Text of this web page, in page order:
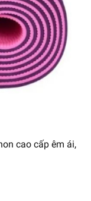
cao cấp êm ái,